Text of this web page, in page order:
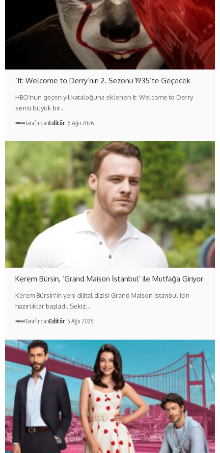
‘It: Welcome to Derry’nin 2. Sezonu 1935’te Geçecek
HBO'nun geçen yıl kataloğuna eklenen It: Welcome to Derry
serisi büyük bir…
TarafındanEditör 6 Ağu 2026
Kerem Bürsin, ‘Grand Maison İstanbul’ ile Mutfağa Giriyor
Kerem Bürsin'in yeni dijital dizisi Grand Maison İstanbul için
hazırlıklar başladı. Sekiz…
TarafındanEditör 5 Ağu 2026